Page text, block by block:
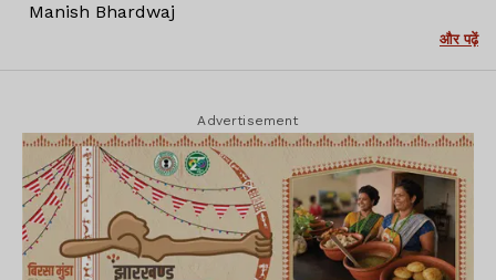
Manish Bhardwaj
और पढ़ें
Advertisement